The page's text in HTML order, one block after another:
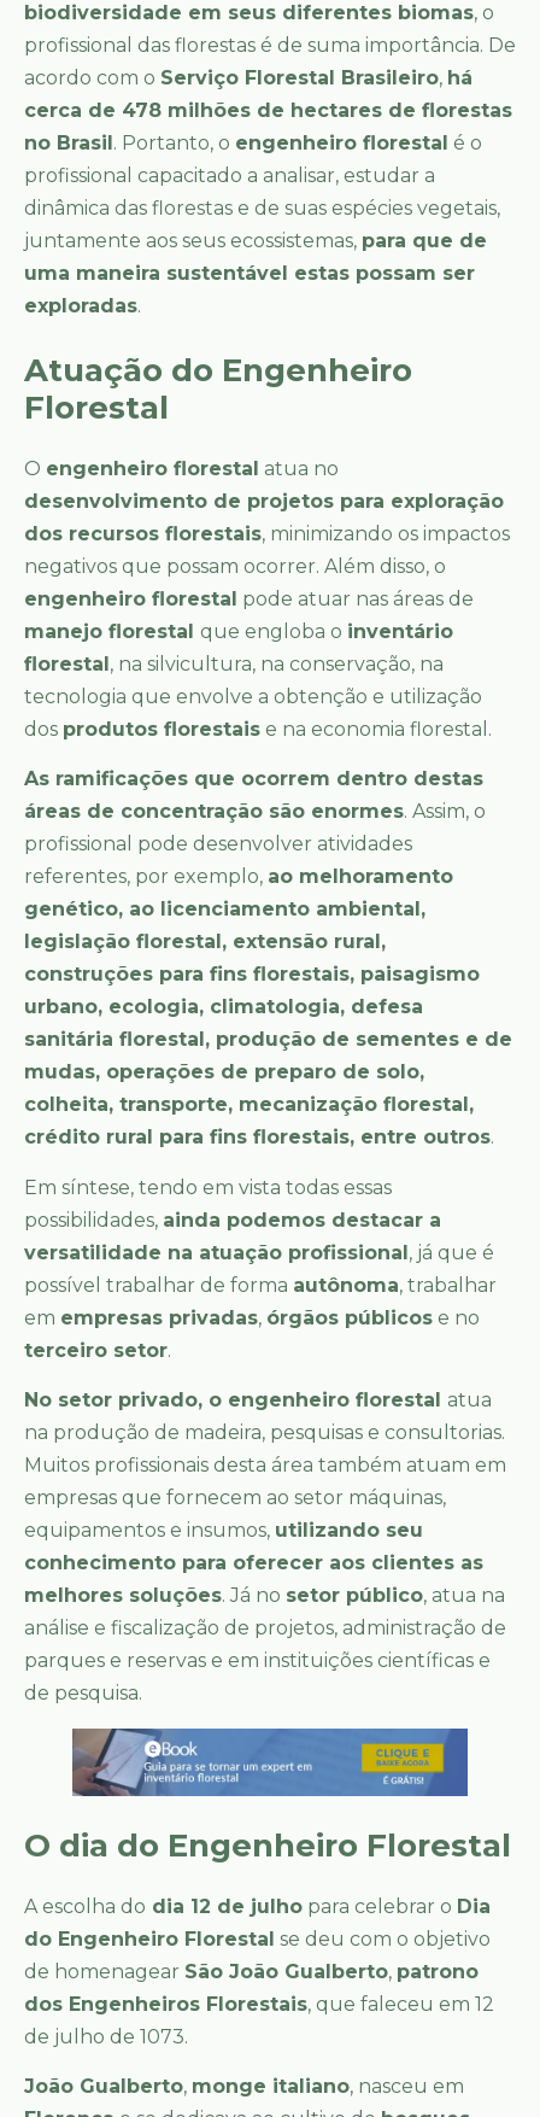
biodiversidade em seus diferentes biomas, o
profissional das florestas é de suma importância. De
acordo com o Serviço Florestal Brasileiro, há
cerca de 478 milhões de hectares de florestas
no Brasil . Portanto, o engenheiro florestal é o
profissional capacitado a analisar, estudar a
dinâmica das florestas e de suas espécies vegetais,
juntamente aos seus ecossistemas, para que de
uma maneira sustentável estas possam ser
exploradas.
Atuação do Engenheiro
Florestal
O engenheiro florestal atua no
desenvolvimento de projetos para exploração
dos recursos florestais, minimizando os impactos
negativos que possam ocorrer. Além disso, o
engenheiro florestal pode atuar nas áreas de
manejo florestal que engloba o inventário
florestal, na silvicultura, na conservação, na
tecnologia que envolve a obtenção e utilização
dos produtos florestais e na economia florestal.
As ramificações que ocorrem dentro destas
áreas de concentração são enormes. Assim, o
profissional pode desenvolver atividades
referentes, por exemplo, ao melhoramento
genético, ao licenciamento ambiental,
legislação florestal, extensão rural,
construções para fins florestais, paisagismo
urbano, ecologia, climatologia, defesa
sanitária florestal, produção de sementes e de
mudas, operações de preparo de solo,
colheita, transporte, mecanização florestal,
crédito rural para fins florestais, entre outros.
Em síntese, tendo em vista todas essas
possibilidades, ainda podemos destacar a
versatilidade na atuação profissional, já que é
possível trabalhar de forma autônoma, trabalhar
em empresas privadas, órgãos públicos e no
terceiro setor.
No setor privado, o engenheiro florestal atua
na produção de madeira, pesquisas e consultorias.
Muitos profissionais desta área também atuam em
empresas que fornecem ao setor máquinas,
equipamentos e insumos, utilizando seu
conhecimento para oferecer aos clientes as
melhores soluções. Já no setor público, atua na
análise e fiscalização de projetos, administração de
parques e reservas e em instituições científicas e
de pesquisa.
O dia do Engenheiro Florestal
A escolha do dia 12 de julho para celebrar o Dia
do Engenheiro Florestal se deu com o objetivo
de homenagear São João Gualberto, patrono
dos Engenheiros Florestais, que faleceu em 12
de julho de 1073.
João Gualberto, monge italiano, nasceu em